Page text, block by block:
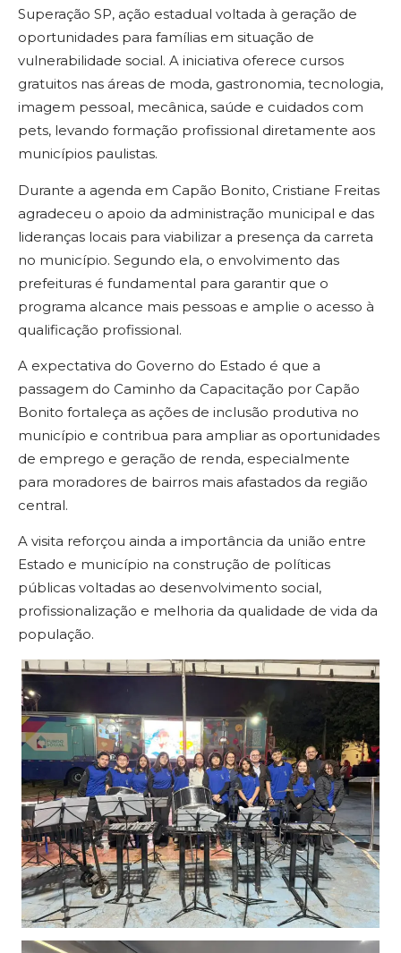
Superação SP, ação estadual voltada à geração de
oportunidades para famílias em situação de
vulnerabilidade social. A iniciativa oferece cursos
gratuitos nas áreas de moda, gastronomia, tecnologia,
imagem pessoal, mecânica, saúde e cuidados com
pets, levando formação profissional diretamente aos
municípios paulistas.
Durante a agenda em Capão Bonito, Cristiane Freitas
agradeceu o apoio da administração municipal e das
lideranças locais para viabilizar a presença da carreta
no município. Segundo ela, o envolvimento das
prefeituras é fundamental para garantir que o
programa alcance mais pessoas e amplie o acesso à
qualificação profissional.
A expectativa do Governo do Estado é que a
passagem do Caminho da Capacitação por Capão
Bonito fortaleça as ações de inclusão produtiva no
município e contribua para ampliar as oportunidades
de emprego e geração de renda, especialmente
para moradores de bairros mais afastados da região
central.
A visita reforçou ainda a importância da união entre
Estado e município na construção de políticas
públicas voltadas ao desenvolvimento social,
profissionalização e melhoria da qualidade de vida da
população.